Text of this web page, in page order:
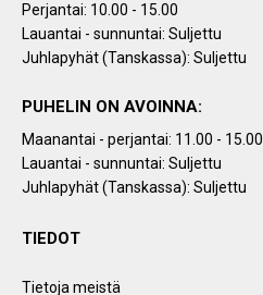
Perjantai: 10.00 - 15.00
Lauantai - sunnuntai: Suljettu
Juhlapyhät (Tanskassa): Suljettu
PUHELIN ON AVOINNA:
Maanantai - perjantai: 11.00 - 15.00
Lauantai - sunnuntai: Suljettu
Juhlapyhät (Tanskassa): Suljettu
TIEDOT
Tietoja meistä